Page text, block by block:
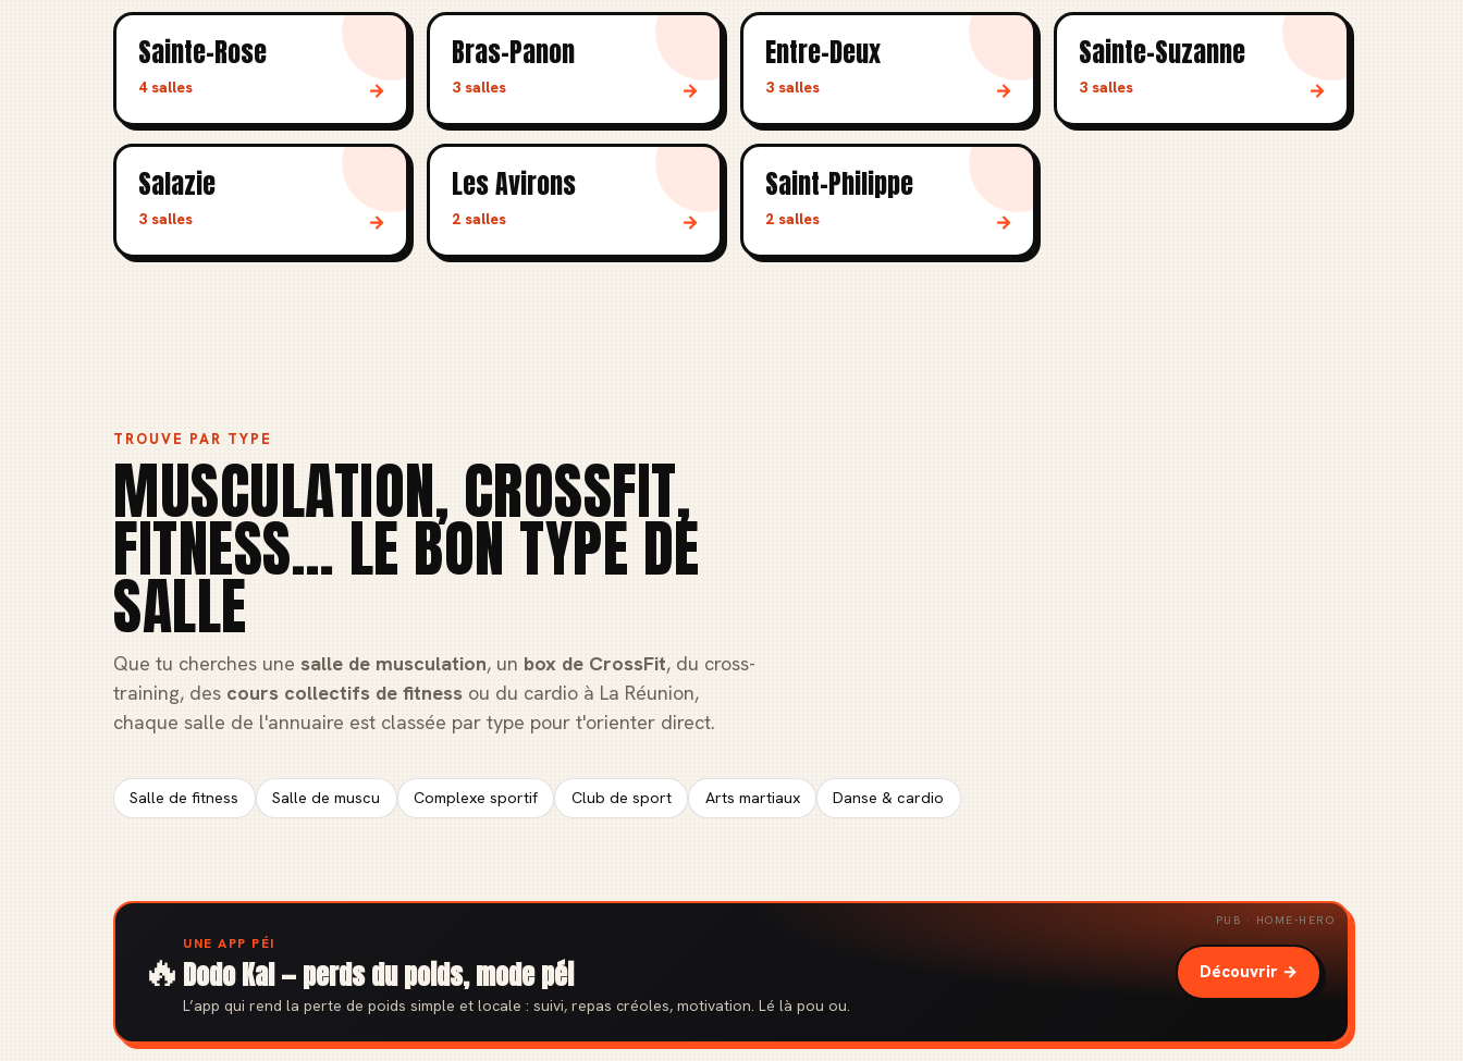
Sainte-Rose
4 salles →
Bras-Panon
3 salles →
Entre-Deux
3 salles →
Sainte-Suzanne
3 salles →
Salazie
3 salles →
Les Avirons
2 salles →
Saint-Philippe
2 salles →
TROUVE PAR TYPE
MUSCULATION, CROSSFIT,
FITNESS… LE BON TYPE DE
SALLE
Que tu cherches une salle de musculation, un box de CrossFit, du cross-
training, des cours collectifs de fitness ou du cardio à La Réunion,
chaque salle de l'annuaire est classée par type pour t'orienter direct.
Salle de fitness Salle de muscu Complexe sportif Club de sport Arts martiaux Danse & cardio
PUB · HOME-HERO
🔥
UNE APP PÉI
Dodo Kal — perds du poids, mode péi
L’app qui rend la perte de poids simple et locale : suivi, repas créoles, motivation. Lé là pou ou.
Découvrir →